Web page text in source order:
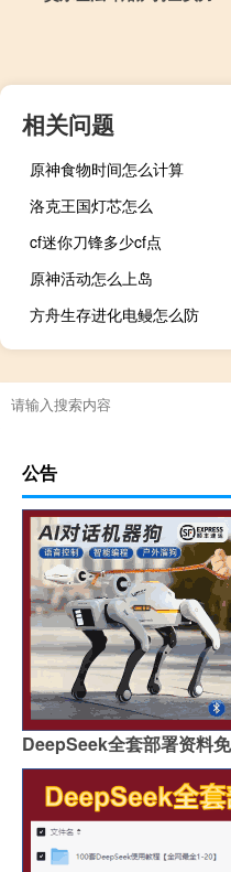
相关问题
原神食物时间怎么计算
洛克王国灯芯怎么
cf迷你刀锋多少cf点
原神活动怎么上岛
方舟生存进化电鳗怎么防
公告
DeepSeek全套部署资料